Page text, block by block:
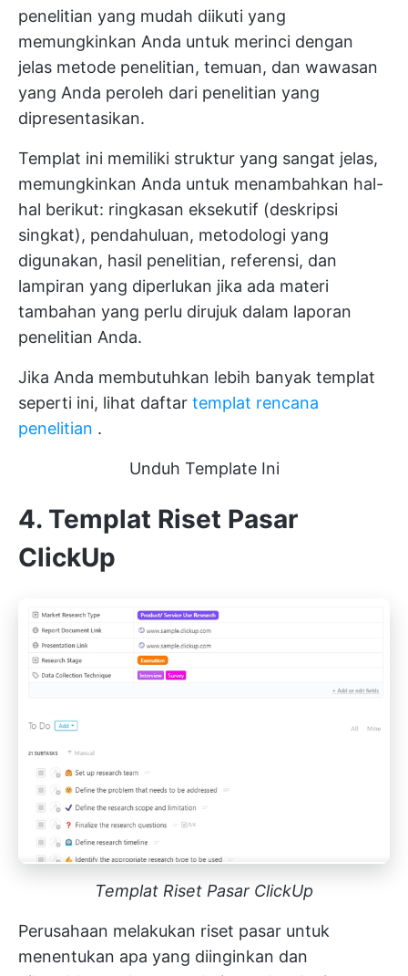
penelitian yang mudah diikuti yang
memungkinkan Anda untuk merinci dengan
jelas metode penelitian, temuan, dan wawasan
yang Anda peroleh dari penelitian yang
dipresentasikan.
Templat ini memiliki struktur yang sangat jelas,
memungkinkan Anda untuk menambahkan hal-
hal berikut: ringkasan eksekutif (deskripsi
singkat), pendahuluan, metodologi yang
digunakan, hasil penelitian, referensi, dan
lampiran yang diperlukan jika ada materi
tambahan yang perlu dirujuk dalam laporan
penelitian Anda.
Jika Anda membutuhkan lebih banyak templat
seperti ini, lihat daftar templat rencana
penelitian .
Unduh Template Ini
4. Templat Riset Pasar
ClickUp
Templat Riset Pasar ClickUp
Perusahaan melakukan riset pasar untuk
menentukan apa yang diinginkan dan